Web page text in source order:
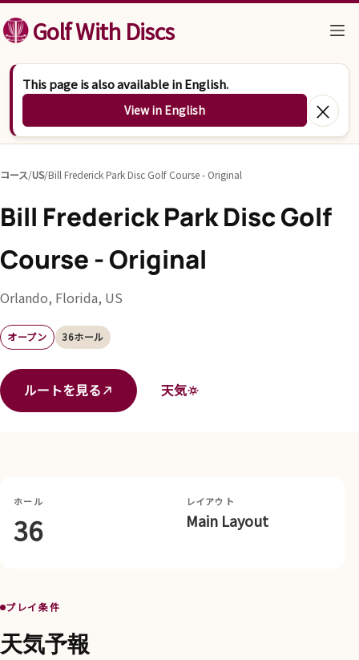
コンテンツへスキップ
Golf With Discs
This page is also available in English.
View in English ×
コース/US/Bill Frederick Park Disc Golf Course - Original
Bill Frederick Park Disc Golf
Course - Original
Orlando, Florida, US
オープン 36ホール
ルートを見る 天気
ホール
36
レイアウト
Main Layout
プレイ条件
天気予報